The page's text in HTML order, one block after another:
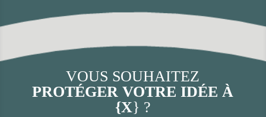
VOUS SOUHAITEZ
PROTÉGER VOTRE IDÉE À
{X} ?